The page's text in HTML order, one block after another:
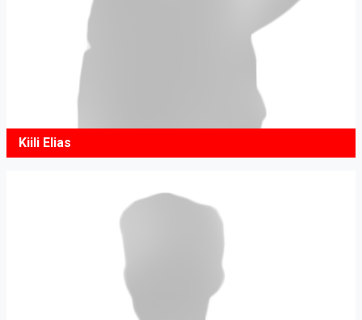
Kiili Elias